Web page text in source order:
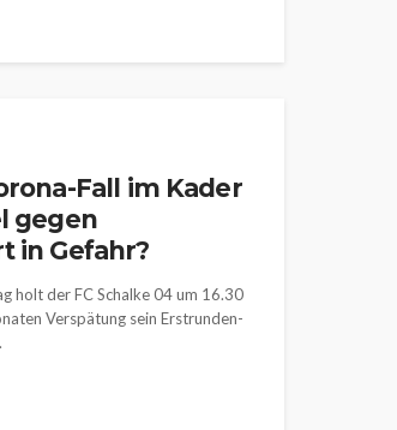
Fall im Kader
gegen
in Gefahr?
holt der FC Schalke 04 um 16.30
Verspätung sein Erstrunden-